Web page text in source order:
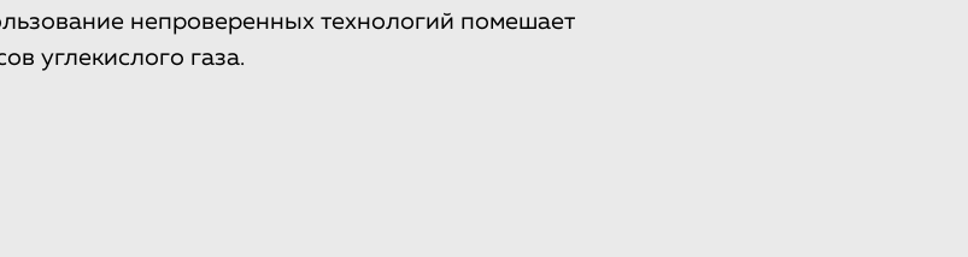
непроверенных технологий помешает
углекислого газа.